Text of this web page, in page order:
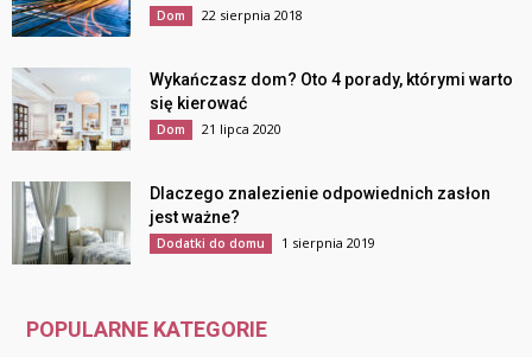
Dom 22 sierpnia 2018
Wykańczasz dom? Oto 4 porady, którymi warto
się kierować
Dom 21 lipca 2020
Dlaczego znalezienie odpowiednich zasłon
jest ważne?
Dodatki do domu 1 sierpnia 2019
POPULARNE KATEGORIE